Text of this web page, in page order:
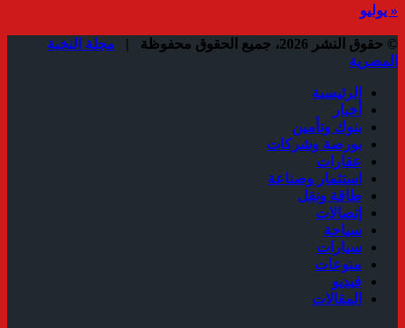
« يوليو
© حقوق النشر 2026، جميع الحقوق محفوظة |
مجلة النخبة
المصرية
الرئيسية
أخبار
بنوك وتأمين
بورصة وشركات
عقارات
استثمار وصناعة
طاقة ونقل
إتصالات
سياحة
سيارات
منوعات
فيديو
المقالات